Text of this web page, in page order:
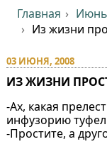
Главная
Из жизни
03 ИЮНЯ, 2008
ИЗ ЖИЗНИ
-Ах, какая
инфузорию
-Простите, а